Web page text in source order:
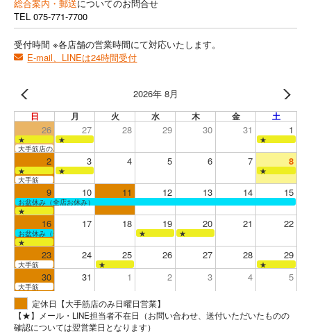
総合案内・郵送についてのお問合せ
TEL 075-771-7700
受付時間 ※各店舗の営業時間にて対応いたします。
E-mail、LINEは24時間受付
2026年 8月
日 月 火 水 木 金 土
26 27 28 29 30 31 1
★ ★
★
大手筋店のみ営業
2 3 4 5 6 7 8
★ ★
★
大手筋
9 10 11 12 13 14 15
お盆休み（全店お休み）
★
16 17 18 19 20 21 22
お盆休み（全店お休み） ★
★
★
23 24 25 26 27 28 29
大手筋 ★ ★
30 31 1 2 3 4 5
大手筋
定休日【大手筋店のみ日曜日営業】
【★】メール・LINE担当者不在日（お問い合わせ、送付いただいたものの
確認については翌営業日となります）